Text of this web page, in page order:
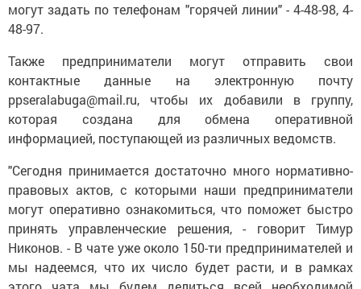
могут задать по телефонам "горячей линии" - 4-48-98, 4-
48-97.
Также предприниматели могут отправить свои
контактные данные на электронную почту
ppseralabuga@mail.ru, чтобы их добавили в группу,
которая создана для обмена оперативной
информацией, поступающей из различных ведомств.
"Сегодня принимается достаточно много нормативно-
правовых актов, с которыми наши предприниматели
могут оперативно ознакомиться, что поможет быстро
принять управленческие решения, - говорит Тимур
Никонов. - В чате уже около 150-ти предпринимателей и
мы надеемся, что их число будет расти, и в рамках